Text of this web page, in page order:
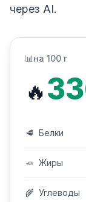
через AI.
📊 на 100 г
🔥
🥩 Белки
🧈 Жиры
🌾 Углеводы